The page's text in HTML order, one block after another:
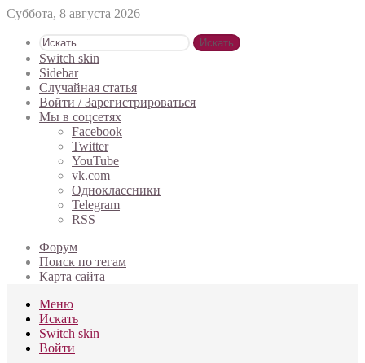
Суббота, 8 августа 2026
Искать
Switch skin
Sidebar
Случайная статья
Войти / Зарегистрироваться
Мы в соцсетях
Facebook
Twitter
YouTube
vk.com
Одноклассники
Telegram
RSS
Форум
Поиск по тегам
Карта сайта
Меню
Искать
Switch skin
Войти